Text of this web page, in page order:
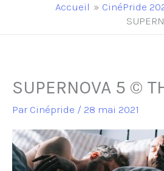
Accueil CinéPride
SUPERNOVA 5 ©
Par Cinépride / 28 mai 2021